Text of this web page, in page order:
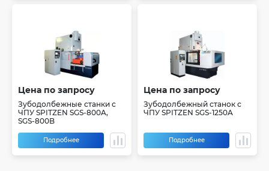
Цена по запросу
Зубодолбежные станки с
ЧПУ SPITZEN SGS-800A,
SGS-800B
Подробнее
Цена по запросу
Зубодолбежный станок с
ЧПУ SPITZEN SGS-1250A
Подробнее